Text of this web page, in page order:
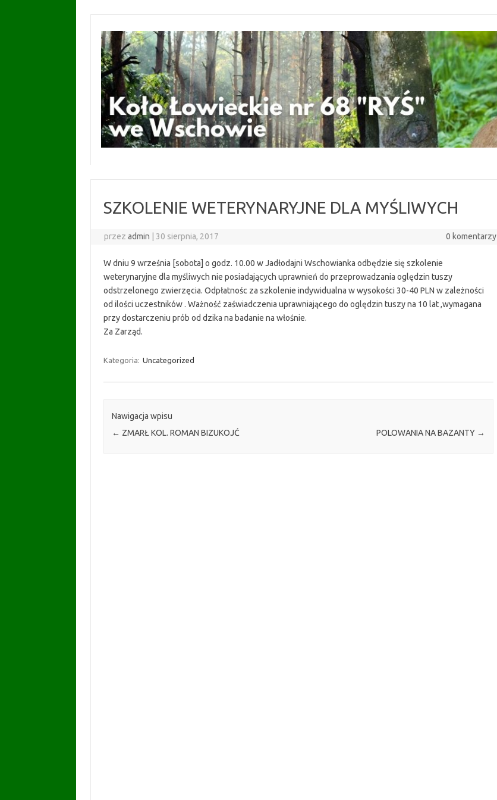
treści
SZKOLENIE WETERYNARYJNE DLA MYŚLIWYCH
przezadmin 30 sierpnia, 2017 0 komentarzy
W dniu 9 września [sobota] o godz. 10.00 w Jadłodajni Wschowianka odbędzie się szkolenie
weterynaryjne dla myśliwych nie posiadających uprawnień do przeprowadzania oględzin tuszy
odstrzelonego zwierzęcia. Odpłatnośc za szkolenie indywidualna w wysokości 30-40 PLN w zależności
od ilości uczestników . Ważność zaświadczenia uprawniającego do oględzin tuszy na 10 lat ,wymagana
przy dostarczeniu prób od dzika na badanie na włośnie.
Za Zarząd.
Kategoria: Uncategorized
Nawigacja wpisu
← ZMARŁ KOL. ROMAN BIZUKOJĆ POLOWANIA NA BAZANTY →